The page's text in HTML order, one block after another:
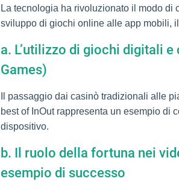
La tecnologia ha rivoluzionato il modo di
sviluppo di giochi online alle app mobili,
a. L’utilizzo di giochi digitali
Games)
Il passaggio dai casinò tradizionali alle
best of InOut rappresenta un esempio di
dispositivo.
b. Il ruolo della fortuna nei
esempio di successo